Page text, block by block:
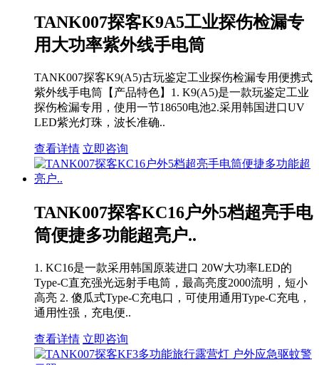
TANK007探客K9A5工业探伤检漏专
用大功率紫外线手电筒
TANK007探客K9(A5)古玩鉴定工业探伤检漏专用便携式
紫外线手电筒【产品特色】1. K9(A5)是一款玩鉴定工业
探伤检漏专用，使用一节18650电池2.采用韩国进口UV
LED紫光灯珠，波长准确..
查看详情 立即咨询
TANK007探客KC16户外5档超亮手电
筒便捷多功能超亮户..
1. KC16是一款采用韩国原装进口 20W大功率LED的
Type-C直充强光远射手电筒，最高亮度2000流明，短小
高亮 2. 傻瓜式Type-C充电口，可使用通用Type-C充电，
通用性强，充电便..
查看详情 立即咨询